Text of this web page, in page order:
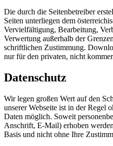
Die durch die Seitenbetreiber
Seiten unterliegen dem
Vervielfältigung, Bearbeitung,
Verwertung außerhalb der
schriftlichen Zustimmung.
nur für den privaten, nicht
Datenschutz
Wir legen großen Wert auf den
unserer Webseite ist in der Regel
Daten möglich. Soweit
Anschrift, E-Mail) erhoben
Basis und nicht ohne Ihre